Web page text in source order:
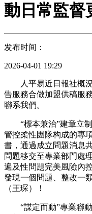
動日常監督
发布时间：
2026-04-01 19:29
人平易近日報社概況
告服務合做加盟供稿服
聯系我們。
“標本兼治”建章立制
管控柔性團隊构成的專
書，通過成立問題消息
問題移交至專業部門處
遍及性問題完美風險內
發現一個問題、整改一
（王琛）！
“謀定而動”專業聯動